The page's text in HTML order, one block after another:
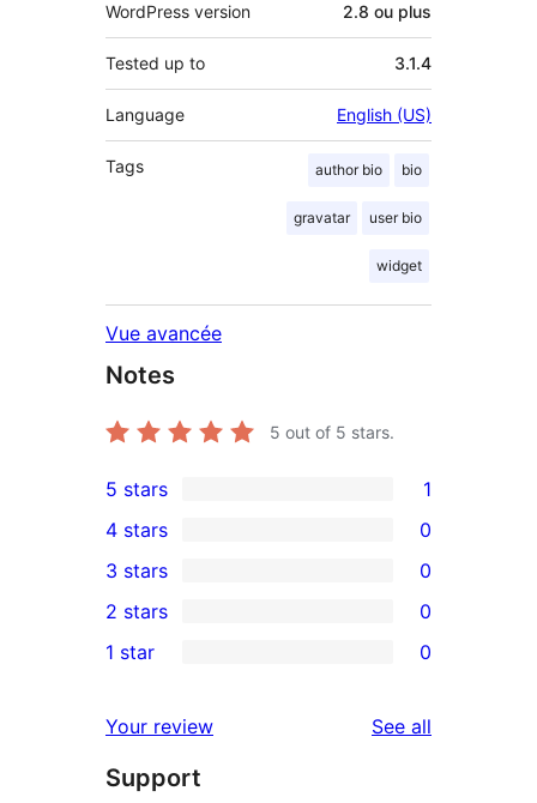
WordPress version 2.8 ou plus
Tested up to 3.1.4
Language English (US)
Tags author bio bio
gravatar user bio
widget
Vue avancée
Notes
5 out of 5 stars.
1
5-
star
review
5 stars 1
4-
star
reviews
4 stars 0
0
3-
star
3 stars 0
2-
reviews
2 stars 0
star
reviews
1 star 0
Your review See all
Support